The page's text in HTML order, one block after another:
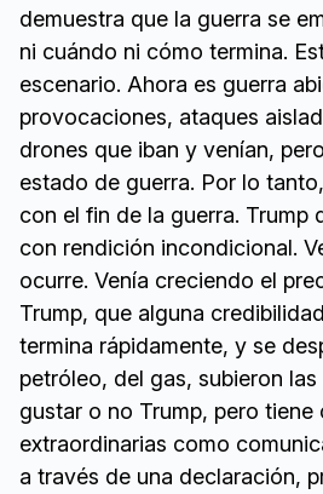
demuestra que la guerra se
ni cuándo ni cómo termina.
escenario. Ahora es guerra
provocaciones, ataques
drones que iban y venían,
estado de guerra. Por lo
con el fin de la guerra. Trump
con rendición incondicional.
ocurre. Venía creciendo el
Trump, que alguna
termina rápidamente, y se
petróleo, del gas, subieron
gustar o no Trump, pero tiene
extraordinarias como
a través de una declaración,